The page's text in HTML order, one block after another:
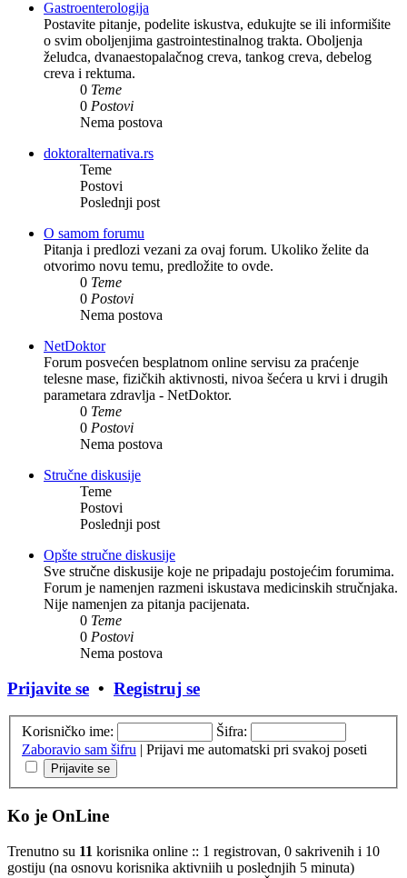
Gastroenterologija
Postavite pitanje, podelite iskustva, edukujte se ili informišite
o svim oboljenjima gastrointestinalnog trakta. Oboljenja
želudca, dvanaestopalačnog creva, tankog creva, debelog
creva i rektuma.
0 Teme
0 Postovi
Nema postova
doktoralternativa.rs
Teme
Postovi
Poslednji post
O samom forumu
Pitanja i predlozi vezani za ovaj forum. Ukoliko želite da
otvorimo novu temu, predložite to ovde.
0 Teme
0 Postovi
Nema postova
NetDoktor
Forum posvećen besplatnom online servisu za praćenje
telesne mase, fizičkih aktivnosti, nivoa šećera u krvi i drugih
parametara zdravlja - NetDoktor.
0 Teme
0 Postovi
Nema postova
Stručne diskusije
Teme
Postovi
Poslednji post
Opšte stručne diskusije
Sve stručne diskusije koje ne pripadaju postojećim forumima.
Forum je namenjen razmeni iskustava medicinskih stručnjaka.
Nije namenjen za pitanja pacijenata.
0 Teme
0 Postovi
Nema postova
Prijavite se • Registruj se
Korisničko ime:
Šifra:
Zaboravio sam šifru | Prijavi me automatski pri svakoj poseti
Ko je OnLine
Trenutno su 11 korisnika online :: 1 registrovan, 0 sakrivenih i 10
gostiju (na osnovu korisnika aktivniih u poslednjih 5 minuta)